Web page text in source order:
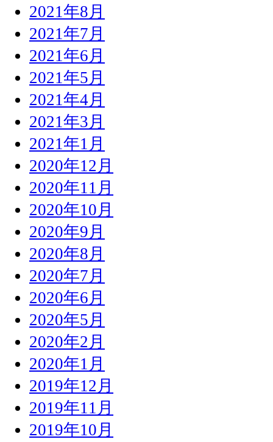
2021年8月
2021年7月
2021年6月
2021年5月
2021年4月
2021年3月
2021年1月
2020年12月
2020年11月
2020年10月
2020年9月
2020年8月
2020年7月
2020年6月
2020年5月
2020年2月
2020年1月
2019年12月
2019年11月
2019年10月